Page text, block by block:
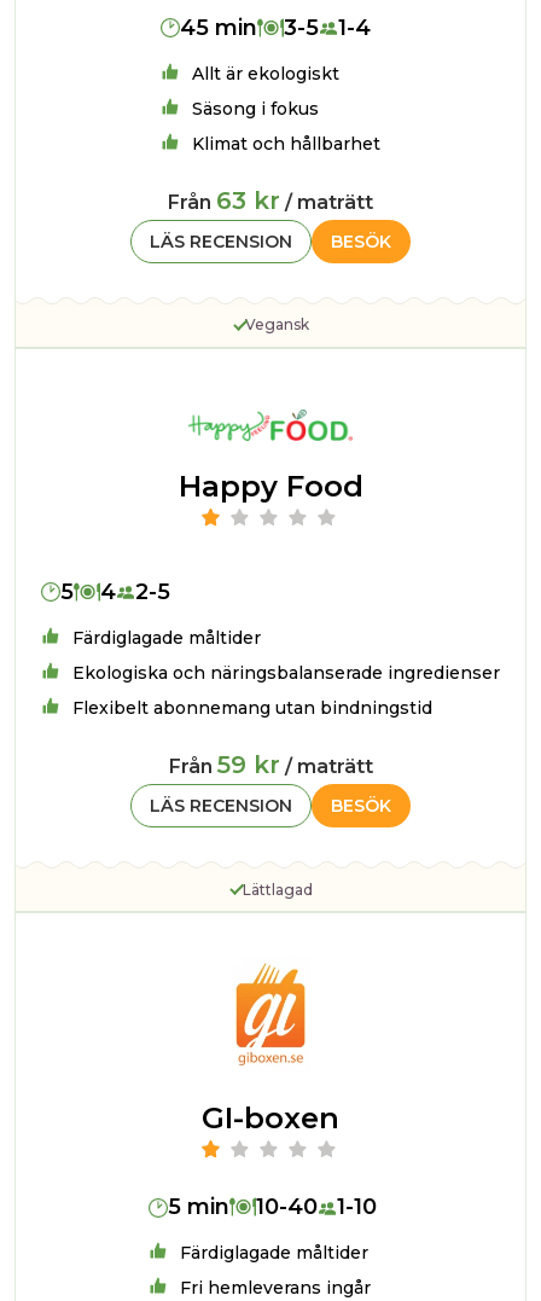
45 min 3-5 1-4
Allt är ekologiskt
Säsong i fokus
Klimat och hållbarhet
Från 63 kr / maträtt
BESÖK
LÄS RECENSION
Vegansk
Happy Food
5 4 2-5
Färdiglagade måltider
Ekologiska och näringsbalanserade ingredienser
Flexibelt abonnemang utan bindningstid
Från 59 kr / maträtt
BESÖK
LÄS RECENSION
Lättlagad
GI-boxen
5 min 10-40 1-10
Färdiglagade måltider
Fri hemleverans ingår